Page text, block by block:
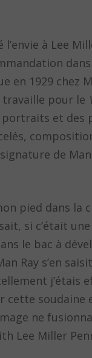
à Lee
en 1929 chez
pour le
et des
de
pied dans
si c’était
le bac à
Ray s’en
j’étais
cette
ne
Lee Miller